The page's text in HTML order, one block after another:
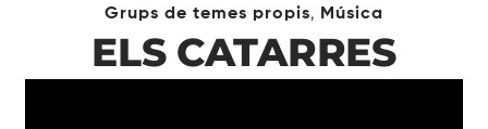
Grups de temes propis, Música
ELS CATARRES